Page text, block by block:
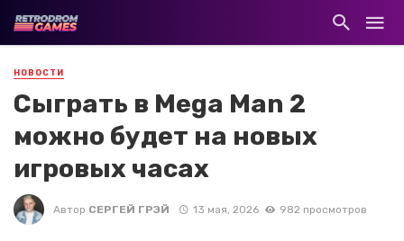
НОВОСТИ
Сыграть в Mega Man 2
можно будет на новых
игровых часах
Автор СЕРГЕЙ ГРЭЙ 13 мая, 2026 982 просмотров